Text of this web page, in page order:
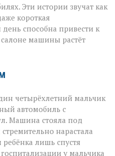
в
раскалённых
машинах»
Эти истории звучат как
короткая
способна привести к
салоне машины растёт
четырёхлетний мальчик
автомобиль с
Машина стояла под
нарастала
лишь спустя
у мальчика